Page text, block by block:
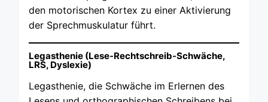
den motorischen Kortex zu einer Aktivierung
der Sprechmuskulatur führt.
Legasthenie (Lese-Rechtschreib-Schwäche,
LRS, Dyslexie)
Legasthenie, die Schwäche im Erlernen des